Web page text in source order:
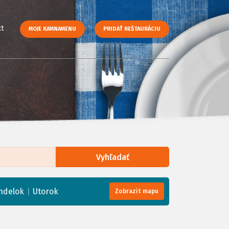
MOJE KAMNAMENU PRIDAŤ REŠTAURÁCIU
Vyhľadať
Utorok Zobrazit mapu